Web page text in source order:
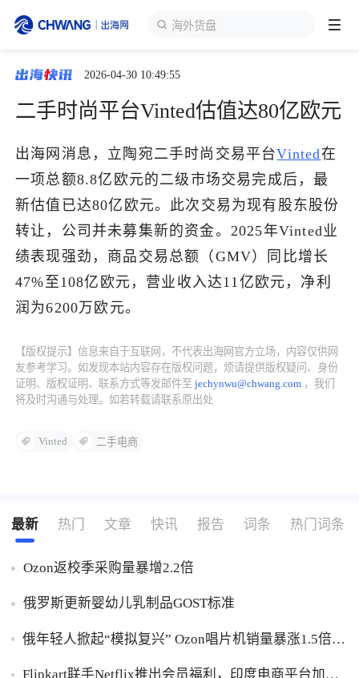
海外货盘
跨境展会
出海资讯
跨境报告
出海导航
了解出海网
2026-04-30 10:49:55
二手时尚平台Vinted估值达80亿欧元
出海网消息，立陶宛二手时尚交易平台Vinted在
一项总额8.8亿欧元的二级市场交易完成后，最
新估值已达80亿欧元。此次交易为现有股东股份
转让，公司并未募集新的资金。2025年Vinted业
绩表现强劲，商品交易总额（GMV）同比增长
47%至108亿欧元，营业收入达11亿欧元，净利
润为6200万欧元。
【版权提示】信息来自于互联网，不代表出海网官方立场，内容仅供网
友参考学习。如发现本站内容存在版权问题，烦请提供版权疑问、身份
证明、版权证明、联系方式等发邮件至jechynwu@chwang.com ，我们
将及时沟通与处理。如若转载请联系原出处
Vinted 二手电商
最新 热门 文章 快讯 报告 词条 热门词条
Ozon返校季采购量暴增2.2倍
俄罗斯更新婴幼儿乳制品GOST标准
俄年轻人掀起“模拟复兴” Ozon唱片机销量暴涨1.5倍黑
Flipkart联手Netflix推出会员福利，印度电商平台加码